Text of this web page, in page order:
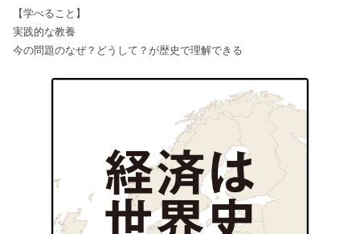
【学べること】
実践的な教養
今の問題のなぜ？どうして？が歴史で理解できる